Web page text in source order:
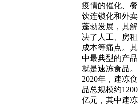
疫情的催化、餐
饮连锁化和外卖
蓬勃发展，其解
决了人工、房租
成本等痛点。其
中最典型的产品
就是速冻食品。
2020年，速冻食
品总规模约1200
亿元，其中速冻